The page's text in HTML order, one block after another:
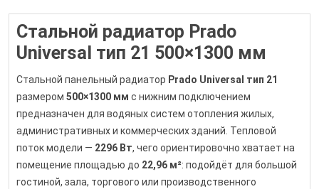
Стальной радиатор Prado
Universal тип 21 500×1300 мм
Стальной панельный радиатор Prado Universal тип 21
размером 500×1300 мм с нижним подключением
предназначен для водяных систем отопления жилых,
административных и коммерческих зданий. Тепловой
поток модели — 2296 Вт, чего ориентировочно хватает на
помещение площадью до 22,96 м²: подойдёт для большой
гостиной, зала, торгового или производственного